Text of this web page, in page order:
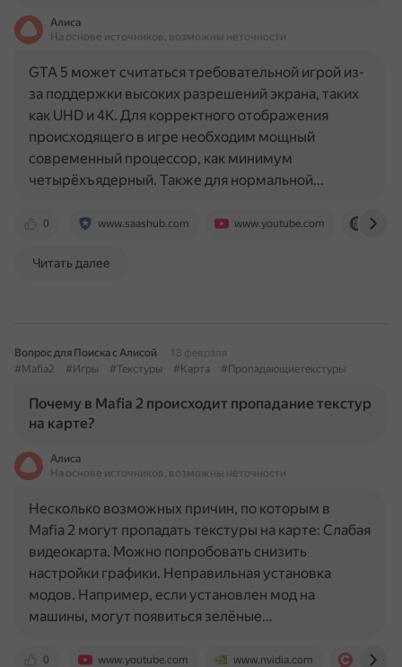
Алиса
На основе источников, возможны неточности
0 www.saashub.com www.youtube.com
GTA 5 может считаться требовательной игрой из-
за поддержки высоких разрешений экрана, таких
как UHD и 4К. Для корректного отображения
происходящего в игре необходим мощный
современный процессор, как минимум
четырёхъядерный. Также для нормальной…
Читать далее
Вопрос для Поиска с Алисой
18 февраля
#Mafia2
#Игры #Текстуры #Карта #Пропадающиетекстуры
Почему в Mafia 2 происходит пропадание текстур
на карте?
Алиса
На основе источников, возможны неточности
0 www.youtube.com www.nvidia.com
Несколько возможных причин, по которым в
Mafia 2 могут пропадать текстуры на карте: Слабая
видеокарта. Можно попробовать снизить
настройки графики. Неправильная установка
модов. Например, если установлен мод на
машины, могут появиться зелёные…